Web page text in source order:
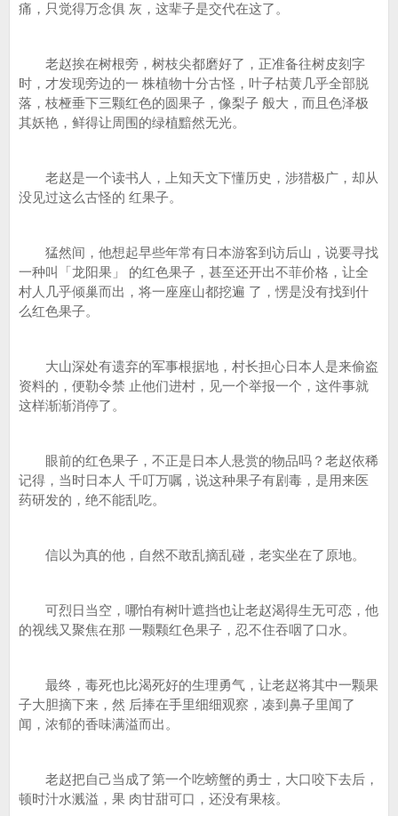
痛，只觉得万念俱 灰，这辈子是交代在这了。
老赵挨在树根旁，树枝尖都磨好了，正准备往树皮刻字
时，才发现旁边的一 株植物十分古怪，叶子枯黄几乎全部脱
落，枝桠垂下三颗红色的圆果子，像梨子 般大，而且色泽极
其妖艳，鲜得让周围的绿植黯然无光。
老赵是一个读书人，上知天文下懂历史，涉猎极广，却从
没见过这么古怪的 红果子。
猛然间，他想起早些年常有日本游客到访后山，说要寻找
一种叫「龙阳果」 的红色果子，甚至还开出不菲价格，让全
村人几乎倾巢而出，将一座座山都挖遍 了，愣是没有找到什
么红色果子。
大山深处有遗弃的军事根据地，村长担心日本人是来偷盗
资料的，便勒令禁 止他们进村，见一个举报一个，这件事就
这样渐渐消停了。
眼前的红色果子，不正是日本人悬赏的物品吗？老赵依稀
记得，当时日本人 千叮万嘱，说这种果子有剧毒，是用来医
药研发的，绝不能乱吃。
信以为真的他，自然不敢乱摘乱碰，老实坐在了原地。
可烈日当空，哪怕有树叶遮挡也让老赵渴得生无可恋，他
的视线又聚焦在那 一颗颗红色果子，忍不住吞咽了口水。
最终，毒死也比渴死好的生理勇气，让老赵将其中一颗果
子大胆摘下来，然 后捧在手里细细观察，凑到鼻子里闻了
闻，浓郁的香味满溢而出。
老赵把自己当成了第一个吃螃蟹的勇士，大口咬下去后，
顿时汁水溅溢，果 肉甘甜可口，还没有果核。